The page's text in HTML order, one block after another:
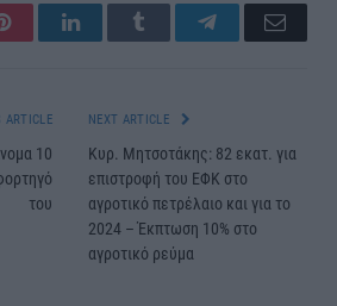
PinterestLinkedInTumblr TelegramEmail
ARTICLE
10
του
NEXT ARTICLE
Κυρ. Μητσοτάκης: 82 εκατ. για
επιστροφή του ΕΦΚ στο
αγροτικό πετρέλαιο και για το
2024 – Έκπτωση 10% στο
αγροτικό ρεύμα